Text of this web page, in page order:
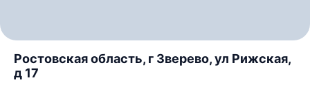
Ростовская область, г Зверево, ул Рижская,
д 17